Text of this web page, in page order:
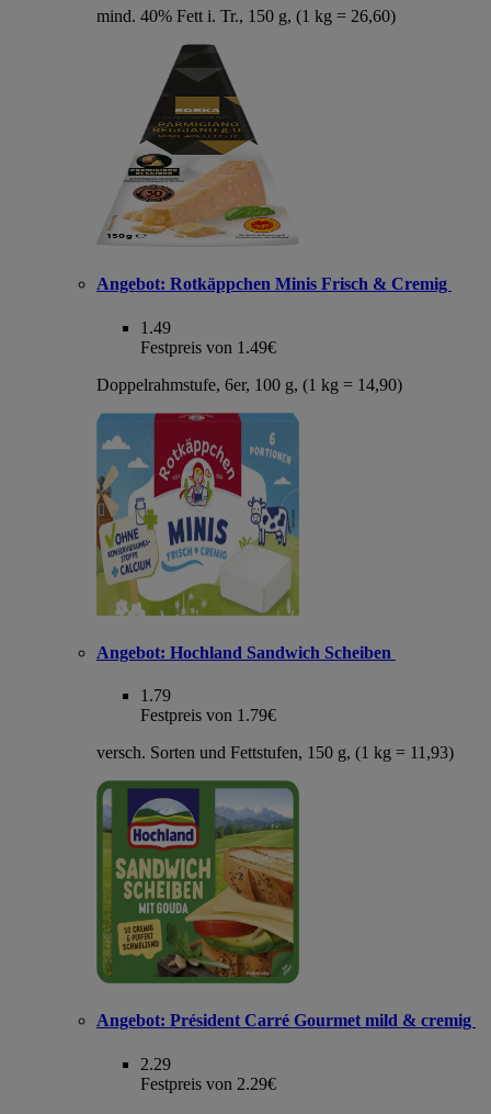
mind. 40% Fett i. Tr., 150 g, (1 kg = 26,60)
Angebot: Rotkäppchen Minis Frisch & Cremig
1.49
Festpreis von 1.49€
Doppelrahmstufe, 6er, 100 g, (1 kg = 14,90)
Angebot: Hochland Sandwich Scheiben
1.79
Festpreis von 1.79€
versch. Sorten und Fettstufen, 150 g, (1 kg = 11,93)
Angebot: Président Carré Gourmet mild & cremig
2.29
Festpreis von 2.29€